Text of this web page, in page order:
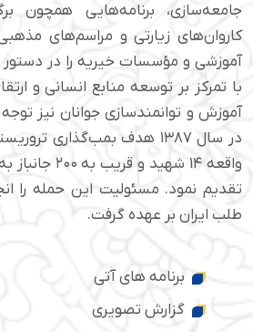
جامعه‌سازی، برنامه‌هایی همچون
کاروان‌های زیارتی و مراسم‌های مذهبی
آموزشی و مؤسسات خیریه را در دستور
با تمرکز بر توسعه منابع انسانی و
آموزش و توانمندسازی جوانان نیز
در سال ۱۳۸۷ هدف بمب‌گذاری
واقعه ۱۴ شهید
تقدیم نمود. مسئولیت این حمله را
طلب ایران بر عهده گرفت.
برنامه های آتی
گزارش تصویری